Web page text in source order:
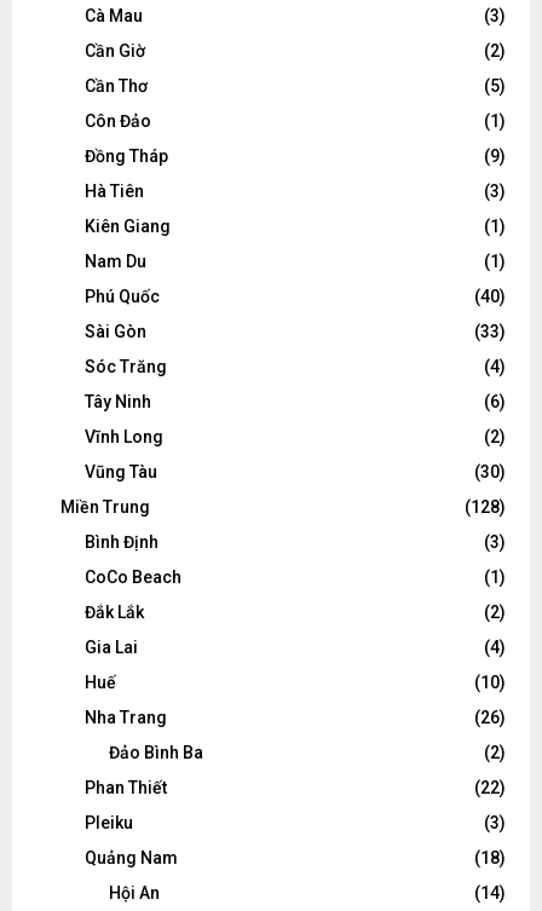
Cà Mau
(3)
Cần Giờ
(2)
Cần Thơ
(5)
Côn Đảo
(1)
Đồng Tháp
(9)
Hà Tiên
(3)
Kiên Giang
(1)
Nam Du
(1)
Phú Quốc
(40)
Sài Gòn
(33)
Sóc Trăng
(4)
Tây Ninh
(6)
Vĩnh Long
(2)
Vũng Tàu
(30)
Miền Trung
(128)
Bình Định
(3)
CoCo Beach
(1)
Đắk Lắk
(2)
Gia Lai
(4)
Huế
(10)
Nha Trang
(26)
Đảo Bình Ba
(2)
Phan Thiết
(22)
Pleiku
(3)
Quảng Nam
(18)
Hội An
(14)